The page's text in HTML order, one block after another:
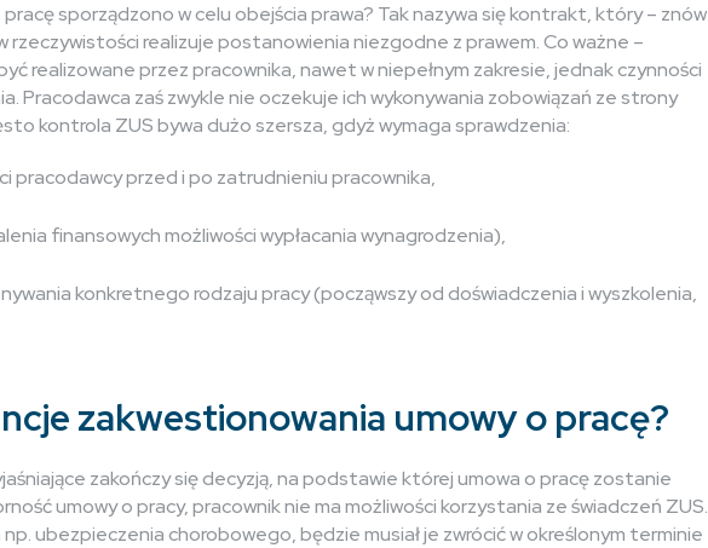
sporządzono w celu obejścia prawa? Tak nazywa się kontrakt, który – znów
rzeczywistości realizuje postanowienia niezgodne z prawem. Co ważne –
realizowane przez pracownika, nawet w niepełnym zakresie, jednak czynności
Pracodawca zaś zwykle nie oczekuje ich wykonywania zobowiązań ze strony
kontrola ZUS bywa dużo szersza, gdyż wymaga sprawdzenia:
pracodawcy przed i po zatrudnieniu pracownika,
finansowych możliwości wypłacania wynagrodzenia),
konkretnego rodzaju pracy (począwszy od doświadczenia i wyszkolenia,
zakwestionowania umowy o pracę?
zakończy się decyzją, na podstawie której umowa o pracę zostanie
umowy o pracy, pracownik nie ma możliwości korzystania ze świadczeń ZUS.
np. ubezpieczenia chorobowego, będzie musiał je zwrócić w określonym terminie